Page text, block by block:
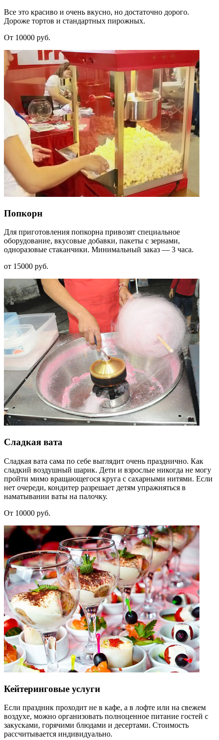
Все это красиво и очень вкусно, но достаточно дорого.
Дороже тортов и стандартных пирожных.
От 10000 руб.
Попкорн
Для приготовления попкорна привозят специальное
оборудование, вкусовые добавки, пакеты с зернами,
одноразовые стаканчики. Минимальный заказ — 3 часа.
от 15000 руб.
Сладкая вата
Сладкая вата сама по себе выглядит очень празднично. Как
сладкий воздушный шарик. Дети и взрослые никогда не могу
пройти мимо вращающегося круга с сахарными нитями. Если
нет очереди, кондитер разрешает детям упражняться в
наматывании ваты на палочку.
От 10000 руб.
Кейтеринговые услуги
Если праздник проходит не в кафе, а в лофте или на свежем
воздухе, можно организовать полноценное питание гостей с
закусками, горячими блюдами и десертами. Стоимость
рассчитывается индивидуально.